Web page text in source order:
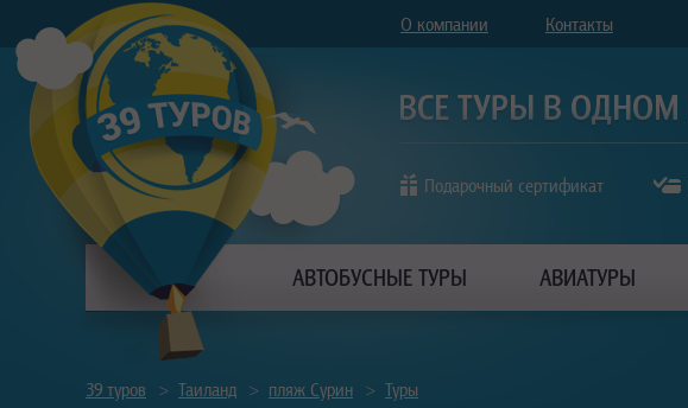
О компании Контакты
Подарочный сертификат
АВТОБУСНЫЕ ТУРЫ АВИАТУРЫ
39 туров > Таиланд > пляж Сурин > Туры